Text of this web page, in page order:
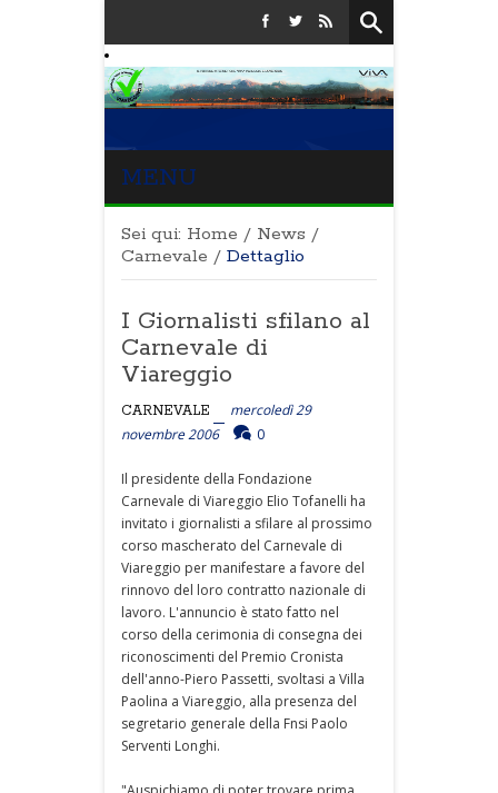
MENU
Sei qui: Home / News /
Carnevale / Dettaglio
I Giornalisti sfilano al
Carnevale di
Viareggio
CARNEVALE
mercoledì 29
novembre 2006
0
Il presidente della Fondazione
Carnevale di Viareggio Elio Tofanelli ha
invitato i giornalisti a sfilare al prossimo
corso mascherato del Carnevale di
Viareggio per manifestare a favore del
rinnovo del loro contratto nazionale di
lavoro. L'annuncio è stato fatto nel
corso della cerimonia di consegna dei
riconoscimenti del Premio Cronista
dell'anno-Piero Passetti, svoltasi a Villa
Paolina a Viareggio, alla presenza del
segretario generale della Fnsi Paolo
Serventi Longhi.